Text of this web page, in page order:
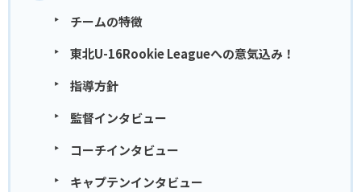
チームの特徴
東北U-16Rookie Leagueへの意気込み！
指導方針
監督インタビュー
コーチインタビュー
キャプテンインタビュー